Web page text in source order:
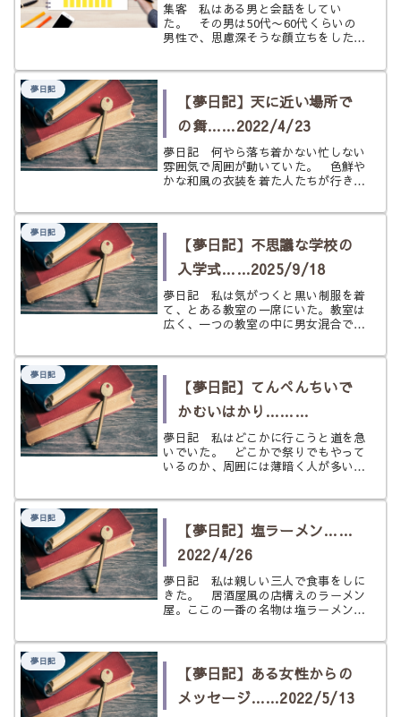
集客 私はある男と会話をしてい
た。 その男は50代〜60代くらいの
男性で、思慮深そうな顔立ちをした人
た。どうやったら人を集められるか？
バイスをくれた。 それはすごく単純
な...
夢日記
【夢日記】天に近い場所で
の舞……2022/4/23
夢日記 何やら落ち着かない忙しない
雰囲気で周囲が動いていた。 色鮮や
かな和風の衣装を着た人たちが行き来
感じさせる建物で、所謂天守閣のよう
所に席を設け、仕切りを作り、舞台の
よ...
夢日記
【夢日記】不思議な学校の
入学式……2025/9/18
夢日記 私は気がつくと黒い制服を着
て、とある教室の一席にいた。教室は
広く、一つの教室の中に男女混合でか
うやら四列目にいるらしいの。 前に
今日はどうやら初日、入学の日らし
い。...
夢日記
【夢日記】てんぺんちいで
かむいはかり……
2026/4/17
夢日記 私はどこかに行こうと道を急
いでいた。 どこかで祭りでもやって
いるのか、周囲には薄暗く人が多い。
でどっちに向かえばいいのかを考えて
り合いの声が聞こえた。 私はホッと
し...
夢日記
【夢日記】塩ラーメン……
2022/4/26
夢日記 私は親しい三人で食事をしに
きた。 居酒屋風の店構えのラーメン
屋。ここの一番の名物は塩ラーメンら
とんどの人が塩ラーメンを頼むとのこ
る。三人で来たのだが、私の右隣にく
るは...
夢日記
【夢日記】ある女性からの
メッセージ……2022/5/13